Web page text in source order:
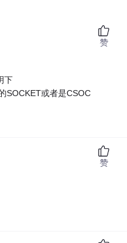
下
SOCKET或者是CSOC
赞
赞